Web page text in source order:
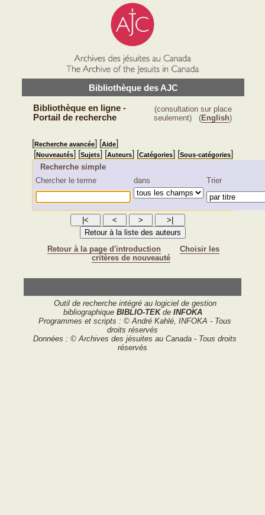
Bibliothèque des AJC
Bibliothèque en ligne -
Portail de recherche
(consultation sur place
seulement) (English)
[Recherche avancée] [Aide]
[Nouveautés] [Sujets] [Auteurs] [Catégories] [Sous-catégories]
Recherche simple
Chercher le terme
dans Trier
Retour à la page d'introduction
Choisir les
critères de nouveauté
Outil de recherche intégré au logiciel de gestion
bibliographique BIBLIO-TEKde INFOKA
Programmes et scripts : © André Kahlé, INFOKA - Tous
droits réservés
Données : © Archives des jésuites au Canada - Tous droits
réservés